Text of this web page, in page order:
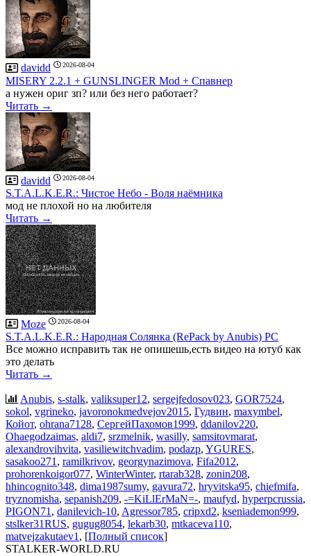
davidd 2026-08-04
MISERY 2.2.1 + GUNSLINGER Mod + Спавнер
а нужен ориг зп? или без него работает?
Читать →
davidd 2026-08-04
S.T.A.L.K.E.R.: Чистое Небо - Воля наёмника
мод не плохой но на любителя
Читать →
Moze 2026-08-04
S.T.A.L.K.E.R.: Народная Солянка (RePack by Anubis) PC
Все можно исправить так не опишешь,есть видео на ютуб как
это делать
Читать →
Anubis, s-stalk, valiksuper12, sergejfedosov023, GOR7524,
sokol, vgrineko, javoronokmedvejov2015, Гудвин, maxymbel,
Койот, ohrana7128, СергейПахомов1999, ddanilov220,
Ohaegodzaimas, aldi7, srzmelnik, wasilly, samsitovmarat,
alexandrovihvita, vasiliewitchvadim, podazp, YGURES,
sasakoo271, ramilkrivov, georgynazimova, Fifa2012,
prohorenkoigor077, WinterWinter, rtarab328, zonin208,
hhincognito348, dima1987sumy, gavura72, hryvitska95, chiefmifa,
tryznomisha, sepanish209, -=KiLlErMaN=-, maufyd, hyperpcrussia,
PIGON71, danilevich-10, Agressor785, cripxd2, kseniademon999,
stslker31RUS, gugug8054, lekarb30, mtkaceva110,
matvejzakutaev1, [Полный список]
STALKER-WORLD.RU